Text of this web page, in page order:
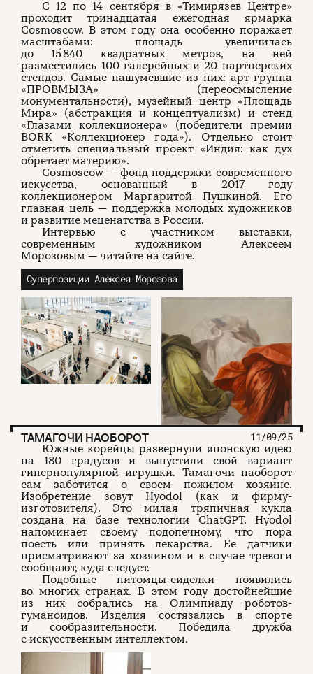
С 12 по 14 сентября в «Тимирязев Центре»
проходит тринадцатая ежегодная ярмарка
Cosmoscow. В этом году она особенно поражает
масштабами: площадь увеличилась
до 15 840 квадратных метров, на ней
разместились 100 галерейных и 20 партнерских
стендов. Самые нашумевшие из них: арт-группа
«ПРОВМЫЗА» (переосмысление
монументальности), музейный центр «Площадь
Мира» (абстракция и концептуализм) и стенд
«Глазами коллекционера» (победители премии
BORK «Коллекционер года»). Отдельно стоит
отметить специальный проект «Индия: как дух
обретает материю».
Cosmoscow — фонд поддержки современного
искусства, основанный в 2017 году
коллекционером Маргаритой Пушкиной. Его
главная цель — поддержка молодых художников
и развитие меценатства в России.
Интервью с участником выставки,
современным художником Алексеем
Морозовым — читайте на сайте.
Суперпозиции Алексея Морозова
ТАМАГОЧИ НАОБОРОТ 11/09/25
Южные корейцы развернули японскую идею
на 180 градусов и выпустили свой вариант
гиперпопулярной игрушки. Тамагочи наоборот
сам заботится о своем пожилом хозяине.
Изобретение зовут Hyodol (как и фирму-
изготовителя). Это милая тряпичная кукла
создана на базе технологии ChatGPT. Hyodol
напоминает своему подопечному, что пора
поесть или принять лекарства. Ее датчики
присматривают за хозяином и в случае тревоги
сообщают, куда следует.
Подобные питомцы-сиделки появились
во многих странах. В этом году достойнейшие
из них собрались на Олимпиаду роботов-
гуманоидов. Изделия состязались в спорте
и сообразительности. Победила дружба
с искусственным интеллектом.